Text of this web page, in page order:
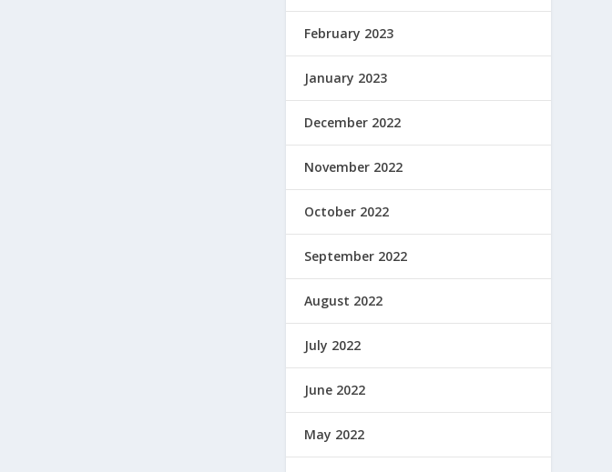
February 2023
January 2023
December 2022
November 2022
October 2022
September 2022
August 2022
July 2022
June 2022
May 2022